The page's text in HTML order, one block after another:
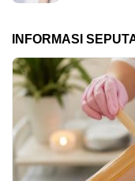
INFORMASI